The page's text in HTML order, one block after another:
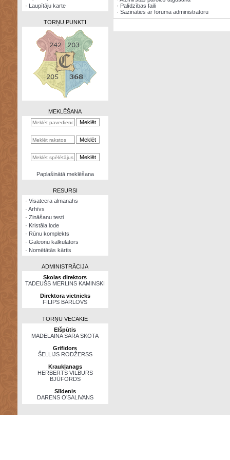
kalkulators
· Laupītāju karte
TORŅU PUNKTI
MEKLĒŠANA
Paplašinātā meklēšana
RESURSI
· Visatcera almanahs
· Arhīvs
· Zināšanu testi
· Kristāla lode
· Rūnu komplekts
· Galeonu kalkulators
· Nomētātās kārtis
ADMINISTRĀCIJA
Skolas direktors
TADEUŠS MERLINS KAMINSKI
Direktora vietnieks
FILIPS BĀRLOVS
TORŅU VECĀKIE
Elšpūtis
MADELAINA SĀRA SKOTA
Grifidors
ŠELLIJS RODŽERSS
Kraukļanags
HERBERTS VILBURS
BJŪFORDS
Slīdenis
DARENS O’SALIVANS
· Palīdzības faili
· Sazināties ar foruma administratoru